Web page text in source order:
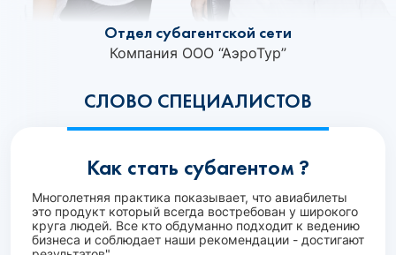
СЛОВО СПЕЦИАЛИСТОВ
Отдел субагентской сети
Компания ООО “АэроТур”
Как стать субагентом ?
Многолетняя практика показывает, что авиабилеты
это продукт который всегда востребован у широкого
круга людей. Все кто обдуманно подходит к ведению
бизнеса и соблюдает наши рекомендации - достигают